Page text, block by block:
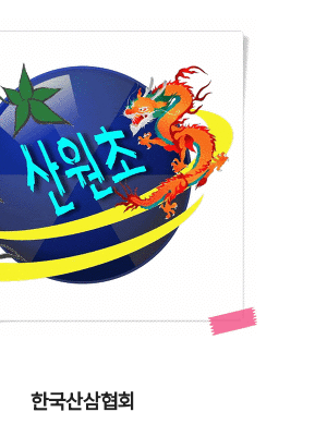
한국산삼협회